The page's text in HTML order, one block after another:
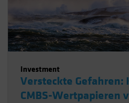
Investment
Versteckte Gefahren:
CMBS-Wertpapieren